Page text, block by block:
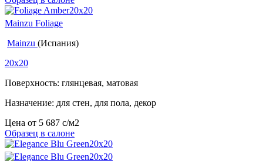
Mainzu Foliage
Mainzu (Испания)
20x20
Поверхность: глянцевая, матовая
Назначение: для стен, для пола, декор
Цена от 5 687 c/м2
Образец в салоне